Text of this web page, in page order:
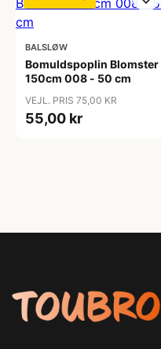
BALSLØW
Bomuldspoplin Blomster
150cm 008 - 50 cm
VEJL. PRIS 75,00 KR
55,00 kr